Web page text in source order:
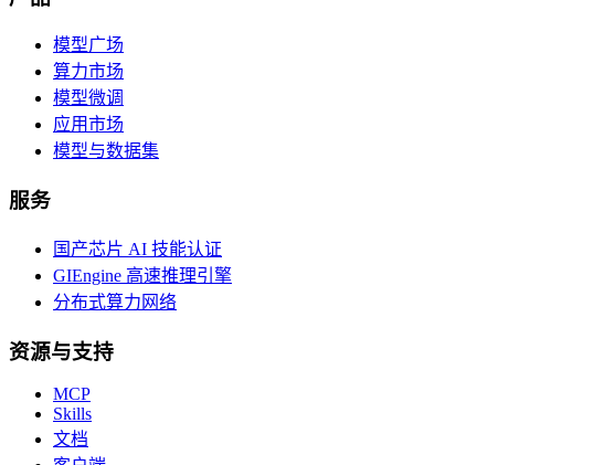
模型广场
算力市场
模型微调
应用市场
模型与数据集
服务
国产芯片 AI 技能认证
GIEngine 高速推理引擎
分布式算力网络
资源与支持
MCP
Skills
文档